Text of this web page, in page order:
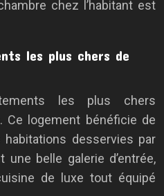
chez l’habitant est
les plus chers de
les plus chers
Ce logement bénéficie de
desservies par
belle galerie d’entrée,
de luxe tout équipé